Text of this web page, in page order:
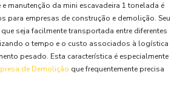
manutenção da mini escavadeira 1 tonelada é
para empresas de construção e demolição. Seu
seja facilmente transportada entre diferentes
o tempo e o custo associados à logística
pesado. Esta característica é especialmente
de Demolição que frequentemente precisa